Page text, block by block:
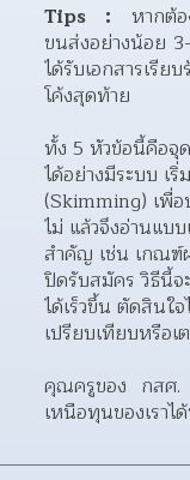
Tips : หากต้อ
ขนส่งอย่างน้อย
ได้รับเอกสารเรี
โค้งสุดท้าย
ทั้ง 5 หัวข้อนี้คือจุ
ได้อย่างมีระบบ เ
(Skimming) เพื่อ
ไม่ แล้วจึงอ่านแบ
สำคัญ เช่น เกณฑ์
ปิดรับสมัคร วิธีนี้จ
ได้เร็วขึ้น ตัดสินใ
เปรียบเทียบหรือ
คุณครูของ กสศ.
เหนือทุนของเรา